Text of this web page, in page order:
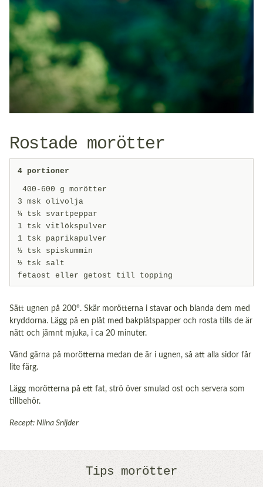
Rostade morötter
4 portioner
400-600 g morötter
3 msk olivolja
¼ tsk svartpeppar
1 tsk vitlökspulver
1 tsk paprikapulver
½ tsk spiskummin
½ tsk salt
fetaost eller getost till topping
Sätt ugnen på 200°. Skär morötterna i stavar och blanda dem med
kryddorna. Lägg på en plåt med bakplåtspapper och rosta tills de är
nätt och jämnt mjuka, i ca 20 minuter.
Vänd gärna på morötterna medan de är i ugnen, så att alla sidor får
lite färg.
Lägg morötterna på ett fat, strö över smulad ost och servera som
tillbehör.
Recept: Niina Snijder
Tips morötter